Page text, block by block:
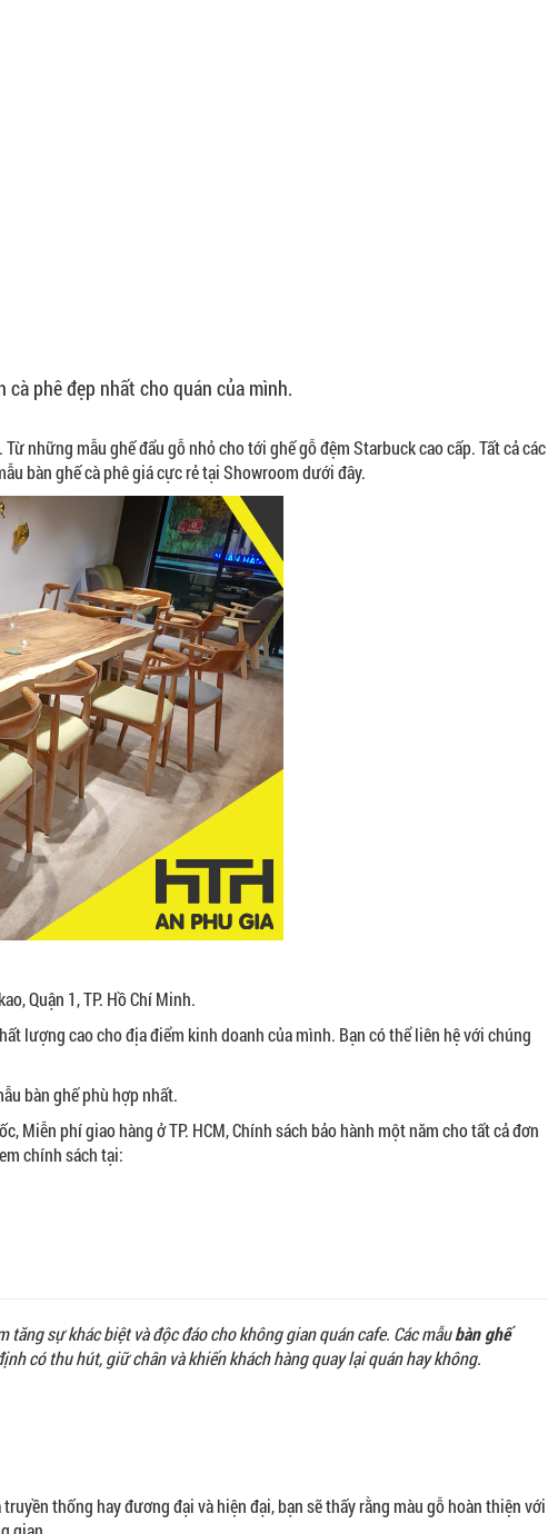
cà phê đẹp nhất cho quán của mình.
những mẫu ghế đẩu gỗ nhỏ cho tới ghế gỗ đệm Starbuck cao cấp. Tất cả các
bàn ghế cà phê giá cực rẻ tại Showroom dưới đây.
Quận 1, TP. Hồ Chí Minh.
lượng cao cho địa điểm kinh doanh của mình. Bạn có thể liên hệ với chúng
bàn ghế phù hợp nhất.
Miễn phí giao hàng ở TP. HCM, Chính sách bảo hành một năm cho tất cả đơn
chính sách tại:
sự khác biệt và độc đáo cho không gian quán cafe. Các mẫubàn ghế
có thu hút, giữ chân và khiến khách hàng quay lại quán hay không.
thống hay đương đại và hiện đại, bạn sẽ thấy rằng màu gỗ hoàn thiện với